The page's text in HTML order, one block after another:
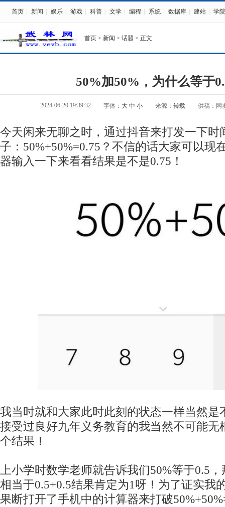
首页 新闻 娱乐 游戏 科普 文学 编程 系统 数据库 建站 学院
首页 > 新闻 > 话题 > 正文
50%加50%，为什么等于
2024-06-20 19:39:32 字体： 大 中 小 来源： 转载 供稿：网
今天闲来无聊之时，通过抖音来打发一下时
子：50%+50%=0.75？不信的话大家可以现
器输入一下来看看结果是不是0.75！
我当时就和大家此时此刻的状态一样当然是
接受过良好九年义务教育的我当然不可能无
个结果！
上小学时数学老师就告诉我们50%等于0.5，
相当于0.5+0.5结果肯定为1呀！为了证实我
果断打开了手机中的计算器来打破